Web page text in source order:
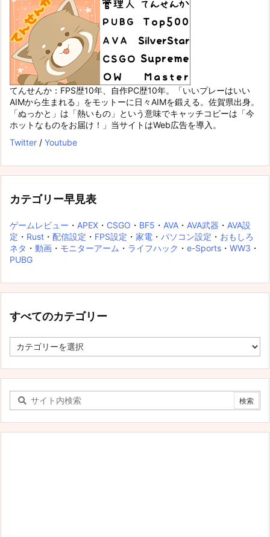
てんせんか：FPS歴10年、自作PC歴10年。「いいプレーはいい
AIMから生まれる」をモットーに日々AIMを鍛える。佐賀県出身。
「ぬっかと」は「熱いもの」という意味でキャッチコピーは「今
ホットなものをお届け！」当サイトはWeb広告を導入。
Twitter / Youtube
カテゴリー早見表
ゲームレビュー ・ APEX ・ CSGO ・ BF5 ・ AVA ・ AVA武器 ・ AVA設
定 ・ Rust ・ 配信設定 ・ FPS設定 ・ 家電 ・ パソコン設定 ・ おもしろ
ネタ ・ 動画 ・ モニターアーム ・ ライフハック ・ e-Sports ・ WW3 ・
PUBG
すべてのカテゴリー
べ
の
カ
ゴ
リ
ー